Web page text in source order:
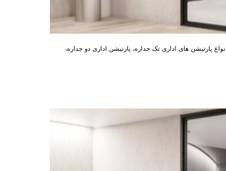
پارتیشن های اداری تک جداره، پارتیشن اداری دو جداره،